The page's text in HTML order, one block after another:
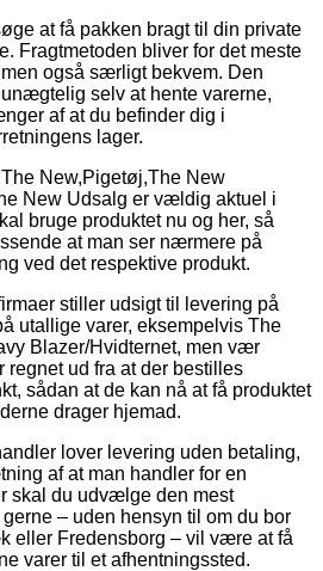
at få pakken bragt til din private
Fragtmetoden bliver for det meste
også særligt bekvem. Den
selv at hente varerne,
af at du befinder dig i
lager.
New,Pigetøj,The New
New Udsalg er vældig aktuel i
bruge produktet nu og her, så
at man ser nærmere på
ved det respektive produkt.
stiller udsigt til levering på
utallige varer, eksempelvis The
Blazer/Hvidternet, men vær
ud fra at der bestilles
sådan at de kan nå at få produktet
drager hjemad.
lover levering uden betaling,
af at man handler for en
skal du udvælge den mest
– uden hensyn til om du bor
Fredensborg – vil være at få
varer til et afhentningssted.